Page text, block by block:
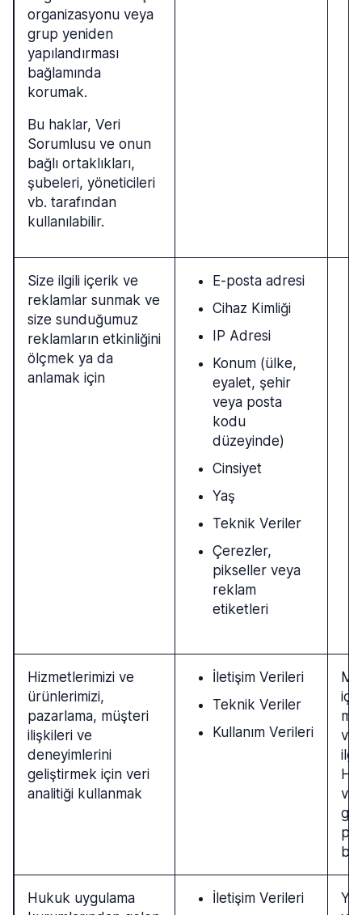
organizasyonu veya
grup yeniden
yapılandırması
bağlamında
korumak.
Bu haklar, Veri
Sorumlusu ve onun
bağlı ortaklıkları,
şubeleri, yöneticileri
vb. tarafından
kullanılabilir.
Size ilgili içerik ve
reklamlar sunmak ve
size sunduğumuz
reklamların etkinliğini
ölçmek ya da
anlamak için
E-posta adresi
Cihaz Kimliği
IP Adresi
Konum (ülke,
eyalet, şehir
veya posta
kodu
düzeyinde)
Cinsiyet
Yaş
Teknik Veriler
Çerezler,
pikseller veya
reklam
etiketleri
Hizmetlerimizi ve
ürünlerimizi,
pazarlama, müşteri
ilişkileri ve
deneyimlerini
geliştirmek için veri
analitiği kullanmak
İletişim Verileri
Teknik Veriler
Kullanım Verileri
ve
ve
Hukuk uygulama
İletişim Verileri